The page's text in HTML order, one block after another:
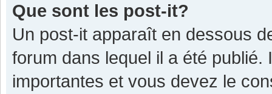
Que sont les post-it?
Un post-it apparaît en dessous
forum dans lequel il a été
importantes et vous devez le